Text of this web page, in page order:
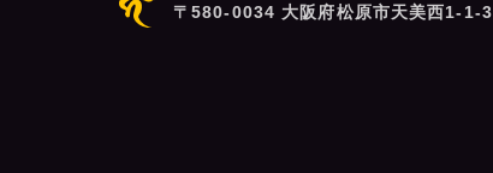
〒580-0034 大阪府松原市天美西1-1-3